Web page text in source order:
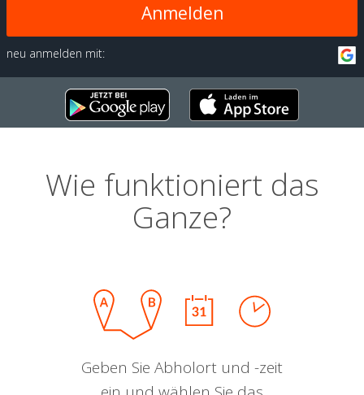
Anmelden
neu anmelden mit:
Wie funktioniert das
Ganze?
Geben Sie Abholort und -zeit